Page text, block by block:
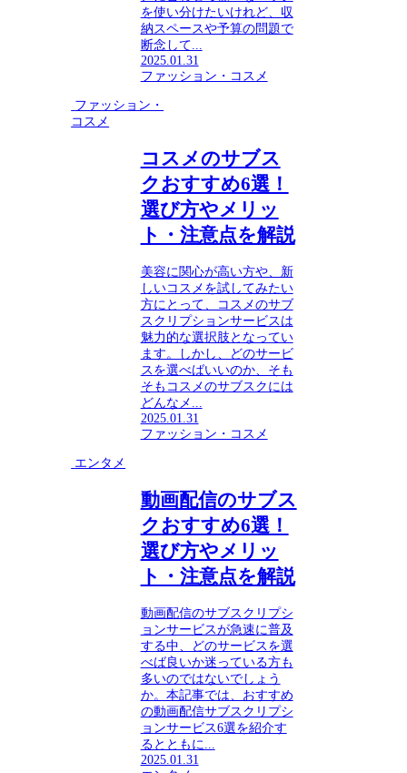
を使い分けたいけれど、収
納スペースや予算の問題で
断念して...
2025.01.31
ファッション・コスメ
ファッション・
コスメ
コスメのサブス
クおすすめ6選！
選び方やメリッ
ト・注意点を解説
美容に関心が高い方や、新
しいコスメを試してみたい
方にとって、コスメのサブ
スクリプションサービスは
魅力的な選択肢となってい
ます。しかし、どのサービ
スを選べばいいのか、そも
そもコスメのサブスクには
どんなメ...
2025.01.31
ファッション・コスメ
エンタメ
動画配信のサブス
クおすすめ6選！
選び方やメリッ
ト・注意点を解説
動画配信のサブスクリプシ
ョンサービスが急速に普及
する中、どのサービスを選
べば良いか迷っている方も
多いのではないでしょう
か。本記事では、おすすめ
の動画配信サブスクリプシ
ョンサービス6選を紹介す
るとともに...
2025.01.31